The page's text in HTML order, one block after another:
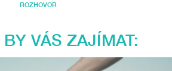
ROZHOVOR
VÁS ZAJÍMAT: